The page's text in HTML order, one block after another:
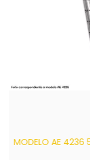
MODELO AE